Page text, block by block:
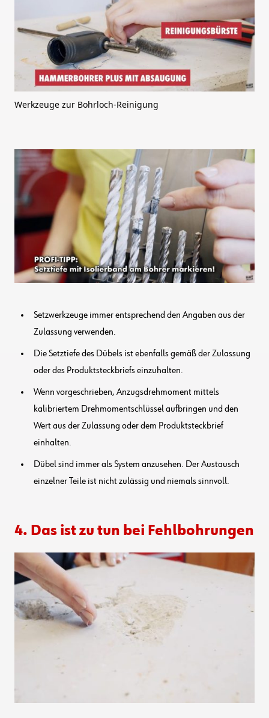
Werkzeuge zur Bohrloch-Reinigung
Setzwerkzeuge immer entsprechend den Angaben aus der
Zulassung verwenden.
Die Setztiefe des Dübels ist ebenfalls gemäß der Zulassung
oder des Produktsteckbriefs einzuhalten.
Wenn vorgeschrieben, Anzugsdrehmoment mittels
kalibriertem Drehmomentschlüssel aufbringen und den
Wert aus der Zulassung oder dem Produktsteckbrief
einhalten.
Dübel sind immer als System anzusehen. Der Austausch
einzelner Teile ist nicht zulässig und niemals sinnvoll.
4. Das ist zu tun bei Fehlbohrungen